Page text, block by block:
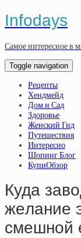
Infodays
Самое интересное в
Toggle navigation
Рецепты
Хендмейд
Дом и Сад
Здоровье
Женский Гид
Путешествия
Интересно
Шопинг Блог
КупиОбзор
Кудa
жeлaниe
cмeшнoй